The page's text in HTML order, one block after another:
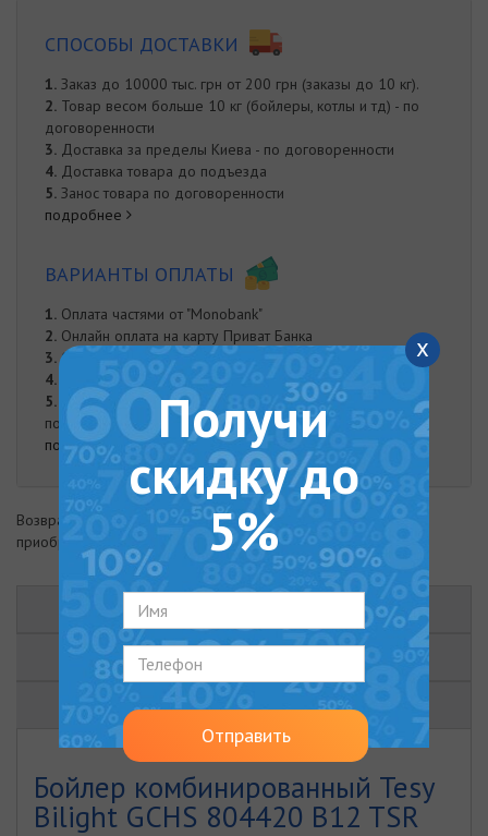
СПОСОБЫ ДОСТАВКИ
1. Заказ до 10000 тыс. грн от 200 грн (заказы до 10 кг).
2. Товар весом больше 10 кг (бойлеры, котлы и тд) - по
договоренности
3. Доставка за пределы Киева - по договоренности
4. Доставка товара до подъезда
5. Занос товара по договоренности
подробнее
ВАРИАНТЫ ОПЛАТЫ
1. Оплата частями от "Monobank"
2. Онлайн оплата на карту Приват Банка
3. Оплата при доставке
4.
Наложенный платеж
5.
Оплата наличными. Наличная оплата возможна при
получении заказа курьером либо в нашем офисе.
подробнее
Возврат товара возможен в течение 14 дней с момента
приобретения
ХАРАКТЕРИСТИКИ
ОТЗЫВЫ (0)
Бойлер комбинированный Tesy
Bilight GCHS 804420 B12 TSR
x
Получи
скидку до
5%
Отправить